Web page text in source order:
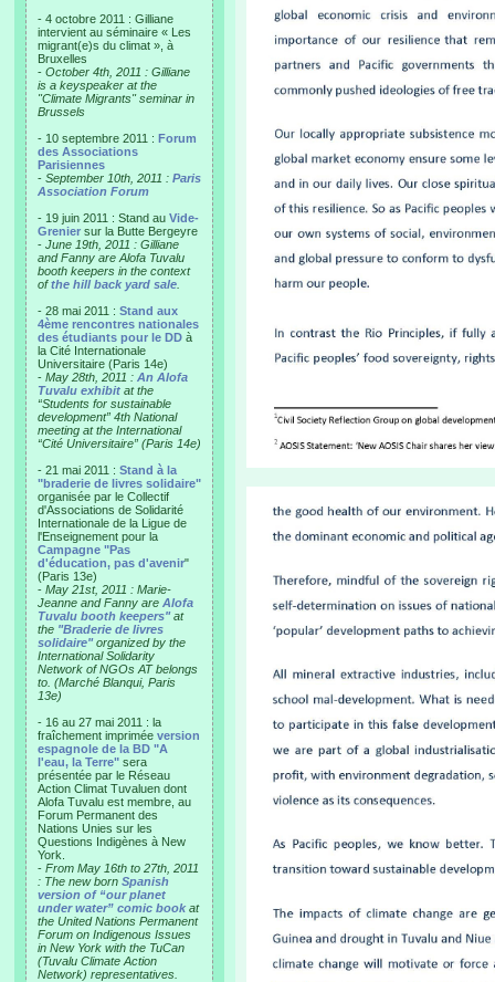
- 4 octobre 2011 : Gilliane
intervient au séminaire « Les
migrant(e)s du climat », à
Bruxelles
- October 4th, 2011 : Gilliane
is a keyspeaker at the
"Climate Migrants" seminar in
Brussels
- 10 septembre 2011 : Forum
des Associations
Parisiennes
- September 10th, 2011 : Paris
Association Forum
- 19 juin 2011 : Stand au Vide-
Grenier sur la Butte Bergeyre
- June 19th, 2011 : Gilliane
and Fanny are Alofa Tuvalu
booth keepers in the context
ofthe hill back yard sale
- 28 mai 2011 : Stand aux
4ème rencontres nationales
des étudiants pour le DD à
la Cité Internationale
Universitaire (Paris 14e)
- May 28th, 2011 : An Alofa
Tuvalu exhibit at the
“Students for sustainable
development” 4th National
meeting at the International
“Cité Universitaire” (Paris 14e)
- 21 mai 2011 : Stand à la
"braderie de livres solidaire"
organisée par le Collectif
d'Associations de Solidarité
Internationale de la Ligue de
l'Enseignement pour la
Campagne "Pas
d'éducation, pas d'avenir"
(Paris 13e)
- May 21st, 2011 : Marie-
Jeanne and Fanny are Alofa
Tuvalu booth keepers"at
the "Braderie de livres
solidaire"organized by the
International Solidarity
Network of NGOs AT belongs
to. (Marché Blanqui, Paris
13e)
- 16 au 27 mai 2011 : la
fraîchement imprimée version
espagnole de la BD "A
l'eau, la Terre" sera
présentée par le Réseau
Action Climat Tuvaluen dont
Alofa Tuvalu est membre, au
Forum Permanent des
Nations Unies sur les
Questions Indigènes à New
York.
- From May 16th to 27th, 2011
: The new born Spanish
version of “our planet
under water” comic book at
the United Nations Permanent
Forum on Indigenous Issues
in New York with the TuCan
(Tuvalu Climate Action
Network) representatives.